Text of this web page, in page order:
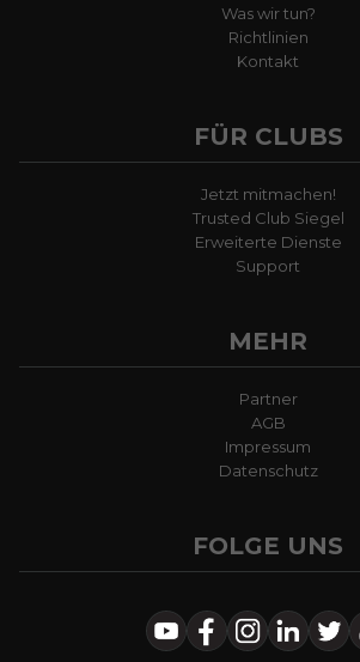
Was wir tun?
Richtlinien
Kontakt
FÜR CLUBS
Jetzt mitmachen!
Trusted Club Siegel
Erweiterte Dienste
Support
MEHR
Partner
AGB
Impressum
Datenschutz
FOLGE UNS